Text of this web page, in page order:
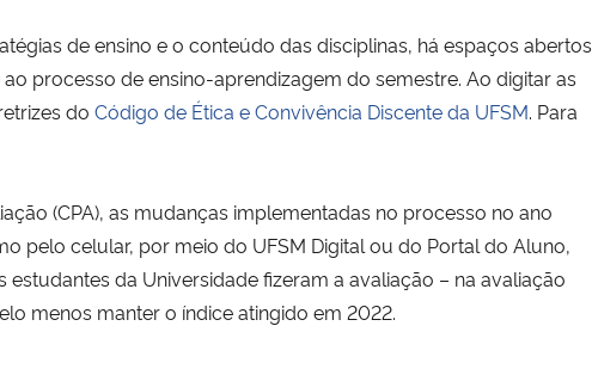
de ensino e o conteúdo das disciplinas, há espaços abertos
processo de ensino-aprendizagem do semestre. Ao digitar as
do Código de Ética e Convivência Discente da UFSM. Para
(CPA), as mudanças implementadas no processo no ano
pelo celular, por meio do UFSM Digital ou do Portal do Aluno,
da Universidade fizeram a avaliação – na avaliação
menos manter o índice atingido em 2022.